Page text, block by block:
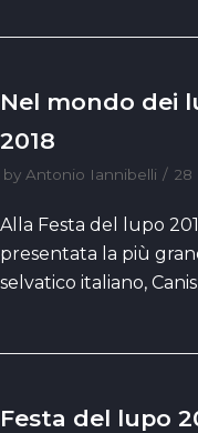
Nel mondo dei
2018
by Antonio Iannibelli 28
Alla Festa del lupo
presentata la più
selvatico italiano,
Festa del lupo